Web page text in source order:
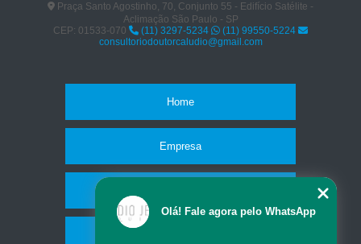
Praça Santo Agostinho, 70, Conjunto 55 - Edifício Satélite -
Aclimação São Paulo - SP
CEP: 01533-070
(11) 3297-5234
(11) 99550-5224
consultoriodoutorcaludio@gmail.com
Home
Empresa
Olá! Fale agora pelo WhatsApp